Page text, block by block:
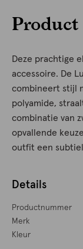
Deze prachtige
accessoire. De
combineert stijl
polyamide,
combinatie van
opvallende
outfit een
Details
Productnummer
Merk
Kleur